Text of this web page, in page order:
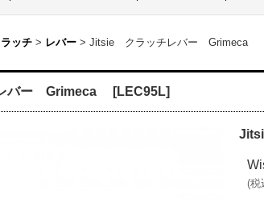
ッチ > レバー > Jitsie クラッチレバー Grimeca
バー Grimeca [LEC95L]
(税